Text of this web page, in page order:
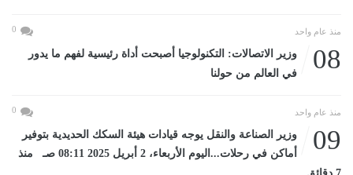
منذ عام واحد 0
08
وزير الاتصالات: التكنولوجيا أصبحت أداة رئيسية لفهم ما يدور
في العالم من حولنا
منذ عام واحد 0
09
وزير الصناعة والنقل يوجه قيادات هيئة السكك الحديدية بتوفير
أماكن في رحلات...اليوم الأربعاء، 2 أبريل 2025 08:11 صـ منذ